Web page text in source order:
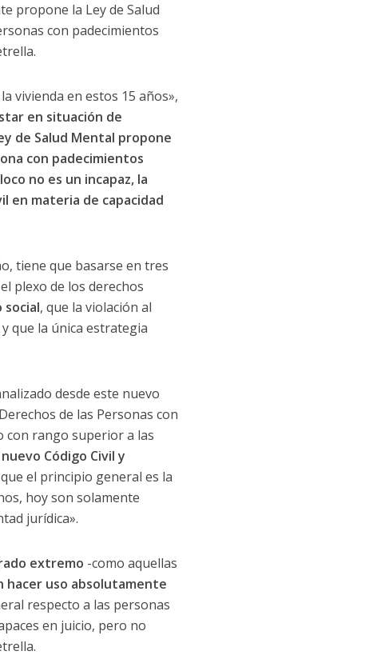
propone la Ley de Salud
con padecimientos
vivienda en estos 15 años»,
en situación de
de Salud Mental propone
con padecimientos
no es un incapaz, la
en materia de capacidad
tiene que basarse en tres
plexo de los derechos
social, que la violación al
y que la única estrategia
desde este nuevo
de las Personas con
con rango superior a las
Código Civil y
el principio general es la
hoy son solamente
jurídica».
extremo -como aquellas
hacer uso absolutamente
respecto a las personas
en juicio, pero no